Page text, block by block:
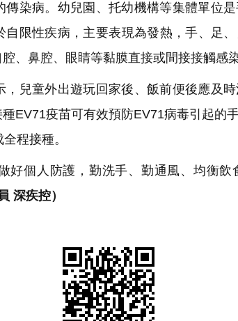
染病。幼兒園、托幼機構等集體單位
限性疾病，主要表現為發熱，手、足
、鼻腔、眼睛等黏膜直接或間接接觸感染
兒童外出遊玩回家後、飯前便後應及
EV71疫苗可有效預防EV71病毒引起的
程接種。
好個人防護，勤洗手、勤通風、均衡飲
深疾控）